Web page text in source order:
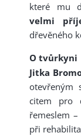
které mu
velmi
dřevěného
O tvůrkyni
Jitka
otevřeným
citem pro
řemeslem
při